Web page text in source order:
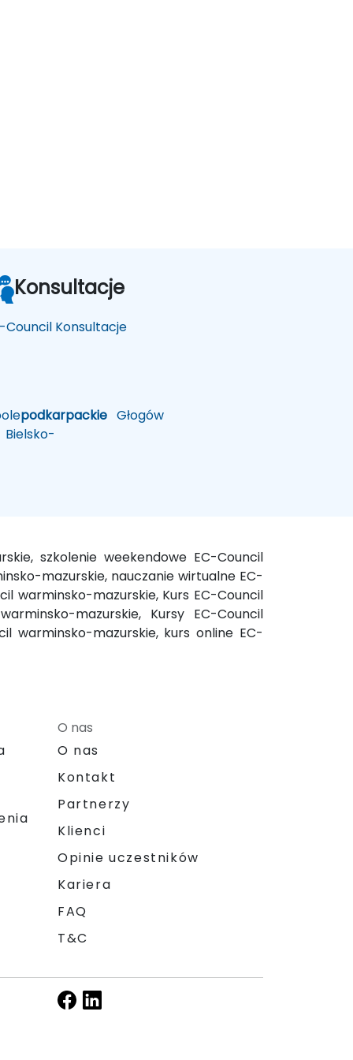
podkarpackie Głogów
Bielsko-
Konsultacje
Council Konsultacje
szkolenie weekendowe EC-Council
mazurskie, nauczanie wirtualne EC-
warminsko-mazurskie, Kurs EC-Council
mazurskie, Kursy EC-Council
warminsko-mazurskie, kurs online EC-
O nas
O nas
Kontakt
Partnerzy
Klienci
Opinie uczestników
Kariera
FAQ
T&C